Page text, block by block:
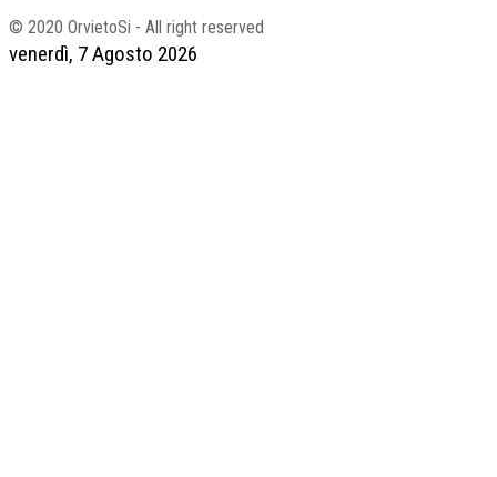
venerdì, 7 Agosto 2026
© 2020 OrvietoSi - All right reserved